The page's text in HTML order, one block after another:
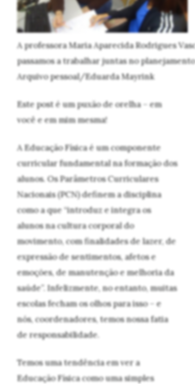
A professora Maria Aparecida Rodrigues
passamos a trabalhar juntas no
Arquivo pessoal/Eduarda Mayrink
Este post é um puxão de orelha – em
você e em mim mesma!
A Educação Física é um componente
curricular fundamental na formação dos
alunos. Os Parâmetros Curriculares
Nacionais (PCN) definem a disciplina
como a que “introduz e integra os
alunos na cultura corporal do
movimento, com finalidades de lazer, de
expressão de sentimentos, afetos e
emoções, de manutenção e melhoria da
saúde”. Infelizmente, no entanto, muitas
escolas fecham os olhos para isso – e
nós, coordenadores, temos nossa fatia
de responsabilidade.
Temos uma tendência em ver a
Educação Física como uma simples